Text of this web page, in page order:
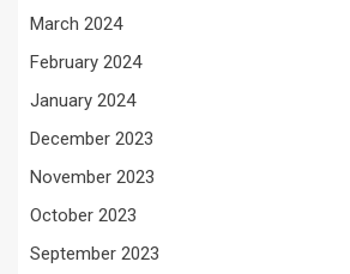
March 2024
February 2024
January 2024
December 2023
November 2023
October 2023
September 2023